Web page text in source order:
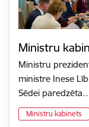
Ministru
Ministru
ministre Inese
Sēdei
Ministru kabinets